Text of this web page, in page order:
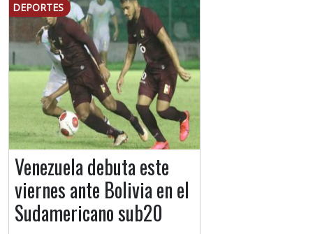
DEPORTES
Venezuela debuta este
viernes ante Bolivia en el
Sudamericano sub20